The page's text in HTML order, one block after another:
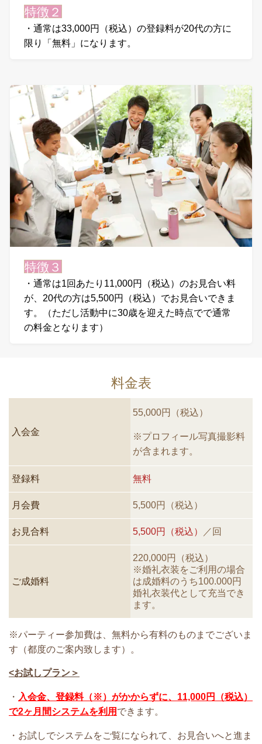
特徴２
・通常は33,000円（税込）の登録料が20代の方に
限り「無料」になります。
特徴３
・通常は1回あたり11,000円（税込）のお見合い料
が、20代の方は5,500円（税込）でお見合いできま
す。（ただし活動中に30歳を迎えた時点でで通常
の料金となります）
料金表
入会金
55,000円（税込）
※プロフィール写真撮影料
が含まれます。
登録料 無料
月会費 5,500円（税込）
お見合料 5,500円（税込） ／回
ご成婚料
220,000円（税込）
※婚礼衣装をご利用の場合
は成婚料のうち100.000円
婚礼衣装代として充当でき
ます。
※パーティー参加費は、無料から有料のものまでございま
す（都度のご案内致します）。
<お試しプラン＞
・ 入会金、登録料（※）がかからずに、11,000円（税込）
で2ヶ月間システムを利用 できます。
・お試しでシステムをご覧になられて、お見合いへと進ま